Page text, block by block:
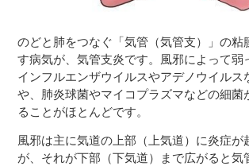
のどと肺をつなぐ「気管（気管支）」の粘
す病気が、気管支炎です。風邪によって弱
インフルエンザウイルスやアデノウイルス
や、肺炎球菌やマイコプラズマなどの細菌
ることがほとんどです。
風邪は主に気道の上部（上気道）に炎症が
が、それが下部（下気道）まで広がると気